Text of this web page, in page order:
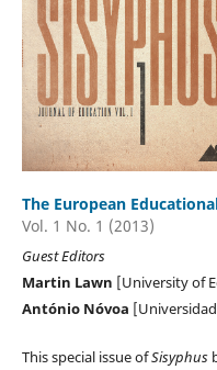
The European
Vol. 1 No. 1 (2013)
Guest Editors
Martin Lawn [University of
António Nóvoa
This special issue ofSisyphus